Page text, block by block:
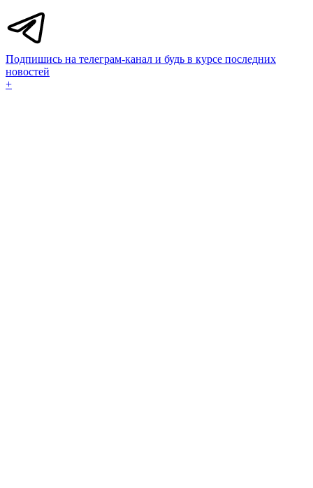
Подпишись на телеграм-канал и будь в курсе последних
новостей
+